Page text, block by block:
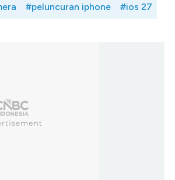
#peluncuran iphone #ios 27